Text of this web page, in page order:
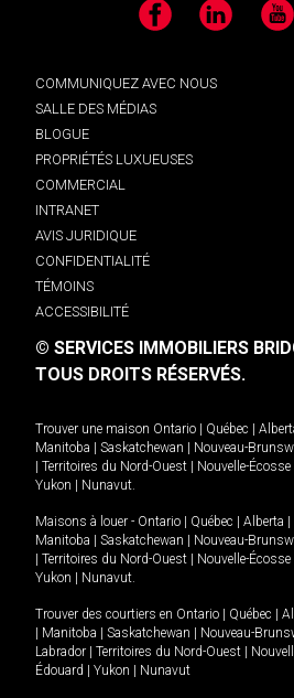
Facebook LinkedIn
COMMUNIQUEZ AVEC NOUS
SALLE DES MÉDIAS
BLOGUE
PROPRIÉTÉS LUXUEUSES
COMMERCIAL
INTRANET
AVIS JURIDIQUE
CONFIDENTIALITÉ
TÉMOINS
ACCESSIBILITÉ
© SERVICES IMMOBILIERS
TOUS DROITS RÉSERVÉS.
Trouver une maison Ontario Québec
Manitoba
Saskatchewan Nouveau-
Territoires du Nord-Ouest Nouvelle-Écosse
Yukon
Nunavut.
Maisons à louer - Ontario Québec Alberta
Manitoba
Saskatchewan Nouveau-
Territoires du Nord-Ouest Nouvelle-Écosse
Yukon
Nunavut.
Trouver des courtiers en Ontario Québec
Manitoba Saskatchewan Nouveau-
Labrador
Territoires du Nord-Ouest
Édouard
Yukon Nunavut